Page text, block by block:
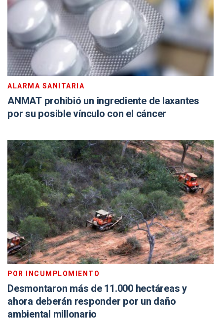
ALARMA SANITARIA
ANMAT prohibió un ingrediente de laxantes
por su posible vínculo con el cáncer
POR INCUMPLOMIENTO
Desmontaron más de 11.000 hectáreas y
ahora deberán responder por un daño
ambiental millonario